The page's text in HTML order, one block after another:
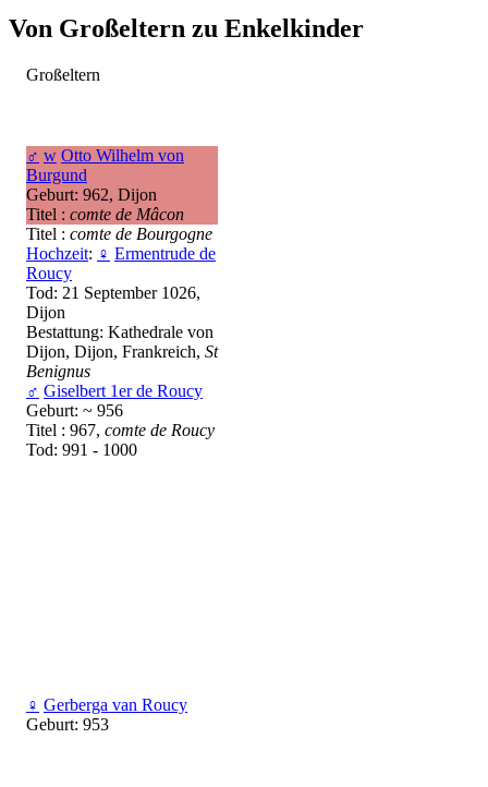
Von Großeltern zu Enkelkinder
Großeltern
♂ w Otto Wilhelm von
Burgund
Geburt: 962, Dijon
Titel : comte de Mâcon
Titel : comte de Bourgogne
Hochzeit: ♀ Ermentrude de
Roucy
Tod: 21 September 1026,
Dijon
Bestattung: Kathedrale von
Dijon, Dijon, Frankreich, St
Benignus
♂ Giselbert 1er de Roucy
Geburt: ~ 956
Titel : 967, comte de Roucy
Tod: 991 - 1000
♀ Gerberga van Roucy
Geburt: 953